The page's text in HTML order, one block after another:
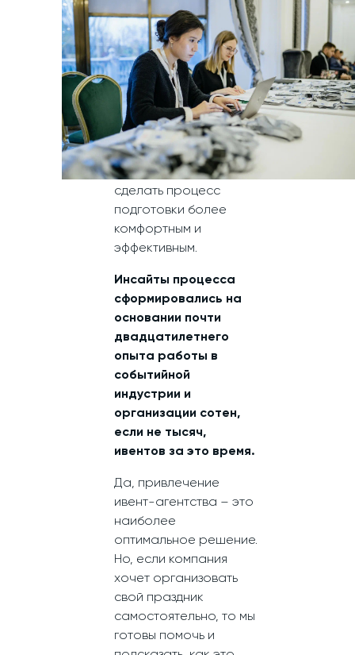
ивентеров.
Это огромный труд,
который заставляет
следить за сотней
организационных
моментов
одновременно,
однако есть секреты,
которые помогут
сделать процесс
подготовки более
комфортным и
эффективным.
Инсайты процесса
сформировались на
основании почти
двадцатилетнего
опыта работы в
событийной
индустрии и
организации сотен,
если не тысяч,
ивентов за это время.
Да, привлечение
ивент-агентства – это
наиболее
оптимальное решение.
Но, если компания
хочет организовать
свой праздник
самостоятельно, то мы
готовы помочь и